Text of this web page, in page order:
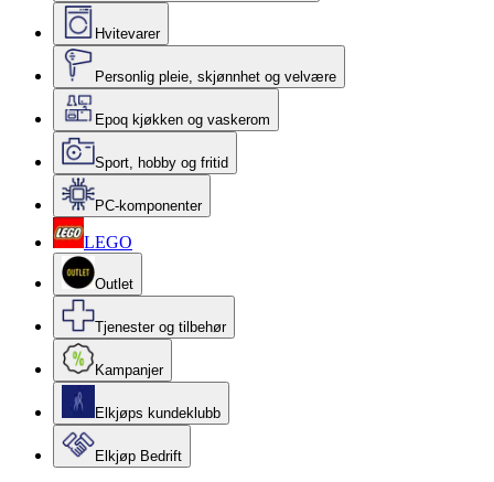
Hvitevarer
Personlig pleie, skjønnhet og velvære
Epoq kjøkken og vaskerom
Sport, hobby og fritid
PC-komponenter
LEGO
Outlet
Tjenester og tilbehør
Kampanjer
Elkjøps kundeklubb
Elkjøp Bedrift